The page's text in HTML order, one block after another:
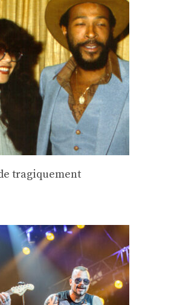
tragiquement